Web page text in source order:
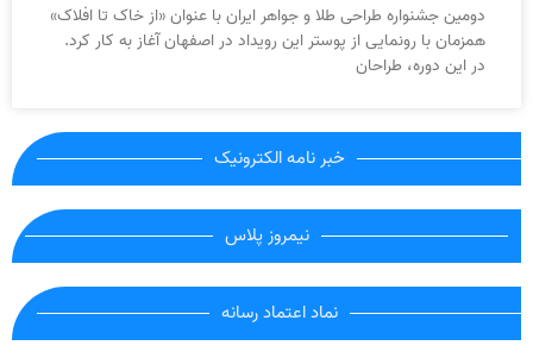
دومین جشنواره طراحی طلا و جواهر ایران با عنوان «از خاک تا افلاک»
همزمان با رونمایی از پوستر این رویداد در اصفهان آغاز به کار کرد.
در این دوره، طراحان
خبر نامه الکترونیک
نیمروز پلاس
نماد اعتماد رسانه